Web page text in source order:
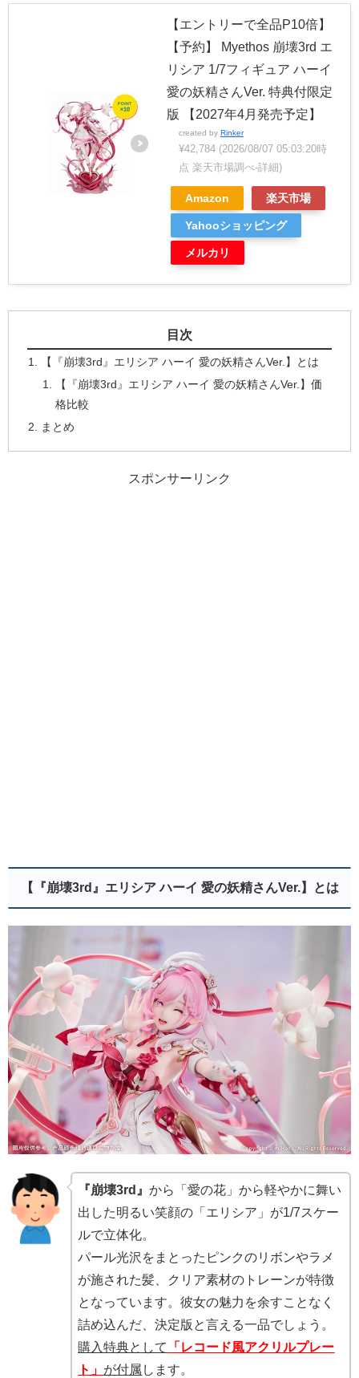
【エントリーで全品P10倍】
【予約】 Myethos 崩壊3rd エ
リシア 1/7フィギュア ハーイ
愛の妖精さんVer. 特典付限定
版 【2027年4月発売予定】
created by Rinker
¥42,784 (2026/08/07 05:03:20時
点 楽天市場調べ-詳細)
Amazon 楽天市場
Yahooショッピング
メルカリ
目次
【『崩壊3rd』エリシア ハーイ 愛の妖精さんVer.】とは
【『崩壊3rd』エリシア ハーイ 愛の妖精さんVer.】価
格比較
まとめ
スポンサーリンク
【『崩壊3rd』エリシア ハーイ 愛の妖精さんVer.】とは
『崩壊3rd』から「愛の花」から軽やかに舞い
出した明るい笑顔の「エリシア」が1/7スケー
ルで立体化。
パール光沢をまとったピンクのリボンやラメ
が施された髪、クリア素材のトレーンが特徴
となっています。彼女の魅力を余すことなく
詰め込んだ、決定版と言える一品でしょう。
購入特典として
「レコード風アクリルプレー
ト」 が付属 します。